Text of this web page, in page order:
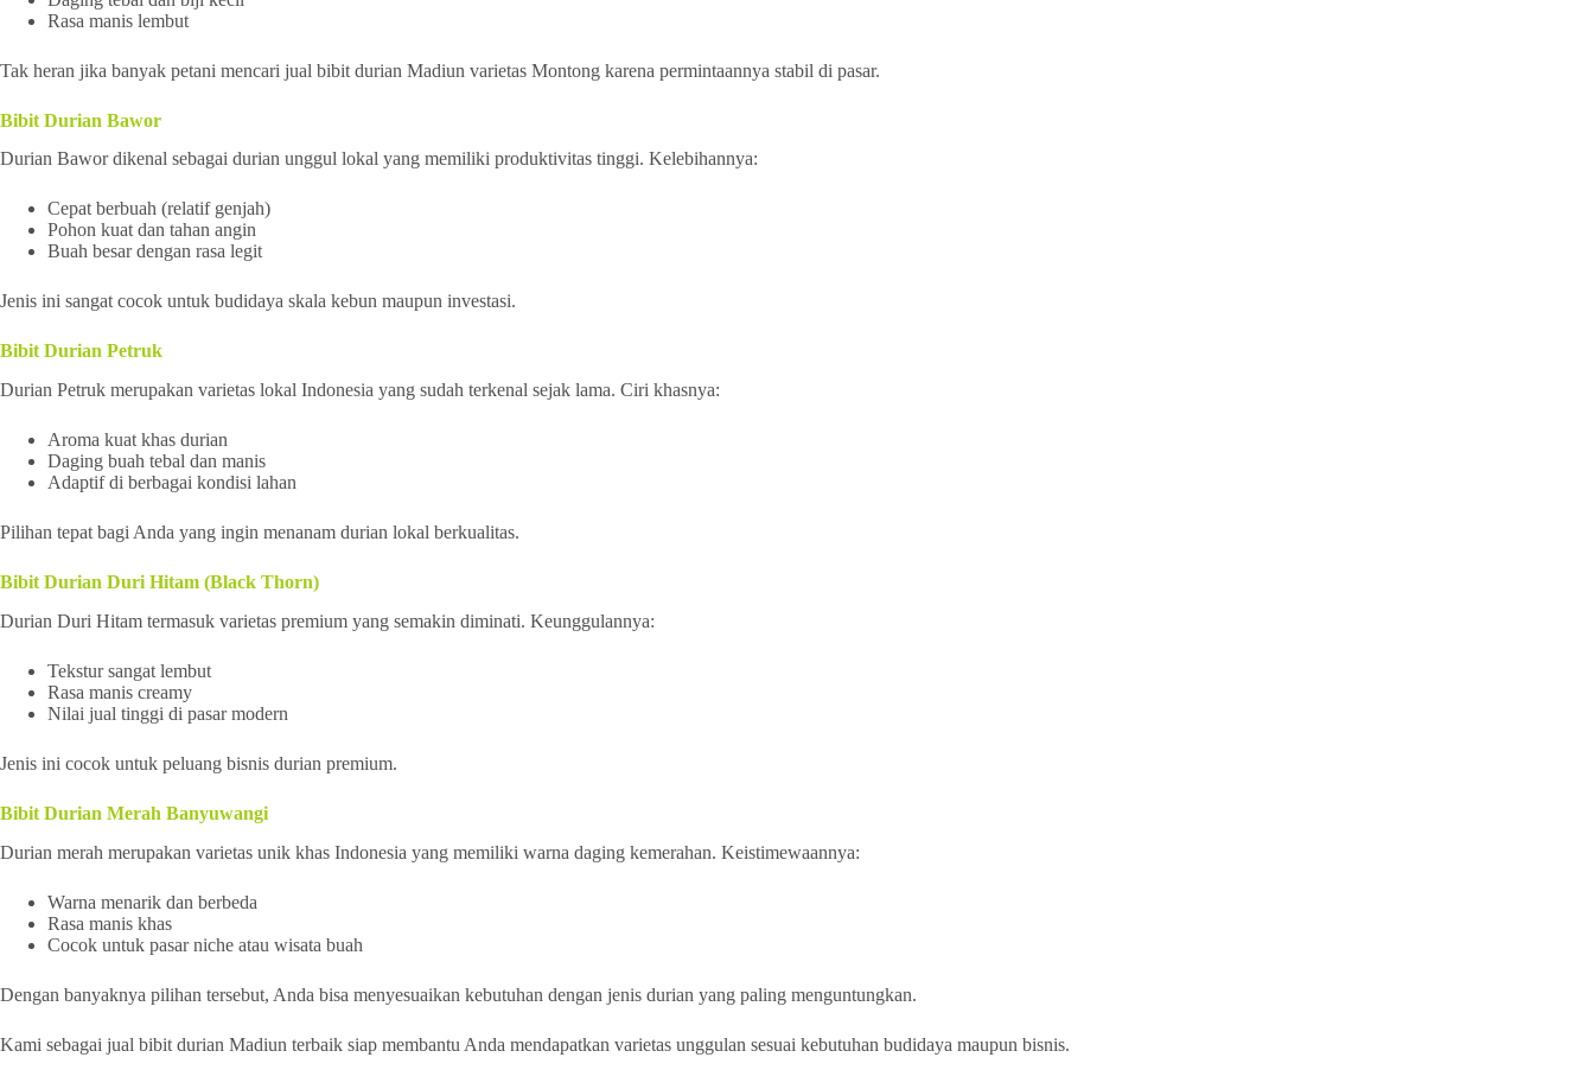
Rasa manis lembut
Tak heran jika banyak petani mencari jual bibit durian Madiun varietas Montong karena permintaannya stabil di pasar.
Bibit Durian Bawor
Durian Bawor dikenal sebagai durian unggul lokal yang memiliki produktivitas tinggi. Kelebihannya:
Cepat berbuah (relatif genjah)
Pohon kuat dan tahan angin
Buah besar dengan rasa legit
Jenis ini sangat cocok untuk budidaya skala kebun maupun investasi.
Bibit Durian Petruk
Durian Petruk merupakan varietas lokal Indonesia yang sudah terkenal sejak lama. Ciri khasnya:
Aroma kuat khas durian
Daging buah tebal dan manis
Adaptif di berbagai kondisi lahan
Pilihan tepat bagi Anda yang ingin menanam durian lokal berkualitas.
Bibit Durian Duri Hitam (Black Thorn)
Durian Duri Hitam termasuk varietas premium yang semakin diminati. Keunggulannya:
Tekstur sangat lembut
Rasa manis creamy
Nilai jual tinggi di pasar modern
Jenis ini cocok untuk peluang bisnis durian premium.
Bibit Durian Merah Banyuwangi
Durian merah merupakan varietas unik khas Indonesia yang memiliki warna daging kemerahan. Keistimewaannya:
Warna menarik dan berbeda
Rasa manis khas
Cocok untuk pasar niche atau wisata buah
Dengan banyaknya pilihan tersebut, Anda bisa menyesuaikan kebutuhan dengan jenis durian yang paling menguntungkan.
Kami sebagai jual bibit durian Madiun terbaik siap membantu Anda mendapatkan varietas unggulan sesuai kebutuhan budidaya maupun bisnis.